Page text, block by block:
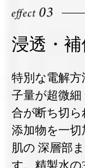
浸透・補
特別な電解方
子量が超微細
合が断ち切ら
添加物を一切
肌の 深層部
す。精製水の